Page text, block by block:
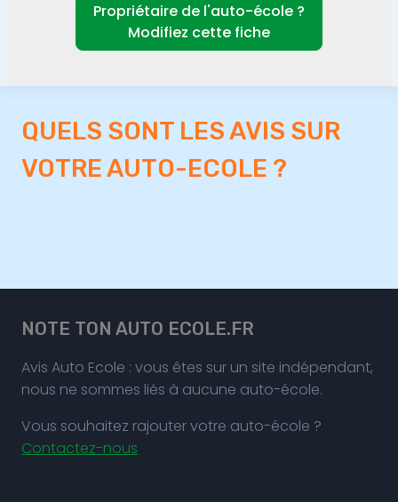
Propriétaire de l'auto-école ?
Modifiez cette fiche
QUELS SONT LES AVIS SUR
VOTRE AUTO-ECOLE ?
NOTE TON AUTO ECOLE.FR
Avis Auto Ecole : vous êtes sur un site indépendant,
nous ne sommes liés à aucune auto-école.
Vous souhaitez rajouter votre auto-école ?
Contactez-nous